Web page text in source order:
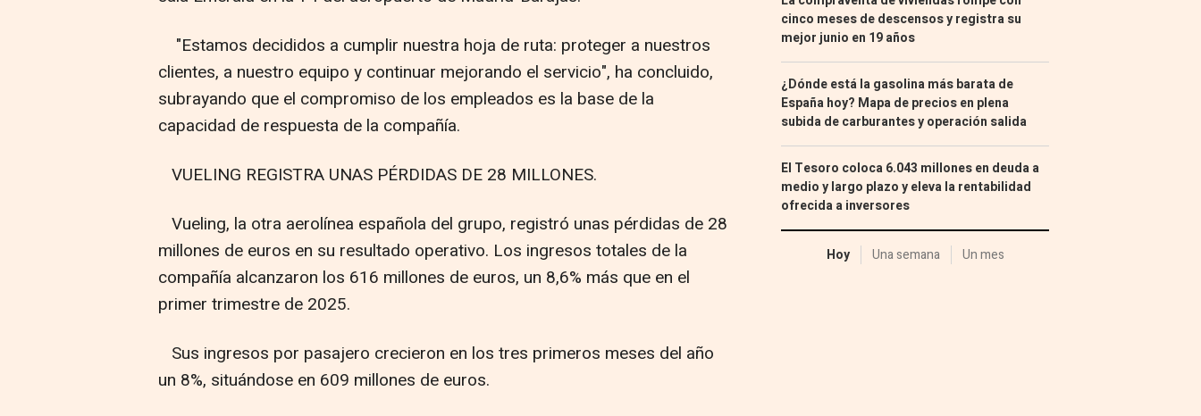
"Estamos decididos a cumplir nuestra hoja de ruta: proteger a nuestros
clientes, a nuestro equipo y continuar mejorando el servicio", ha concluido,
subrayando que el compromiso de los empleados es la base de la
capacidad de respuesta de la compañía.
VUELING REGISTRA UNAS PÉRDIDAS DE 28 MILLONES.
Vueling, la otra aerolínea española del grupo, registró unas pérdidas de 28
millones de euros en su resultado operativo. Los ingresos totales de la
compañía alcanzaron los 616 millones de euros, un 8,6% más que en el
primer trimestre de 2025.
Sus ingresos por pasajero crecieron en los tres primeros meses del año
un 8%, situándose en 609 millones de euros.
cinco meses de descensos y registra su
mejor junio en 19 años
¿Dónde está la gasolina más barata de
España hoy? Mapa de precios en plena
subida de carburantes y operación salida
El Tesoro coloca 6.043 millones en deuda a
medio y largo plazo y eleva la rentabilidad
ofrecida a inversores
Hoy Una semana Un mes